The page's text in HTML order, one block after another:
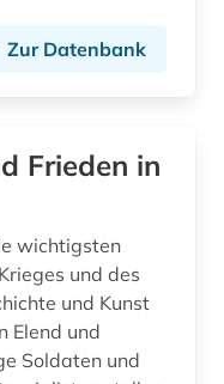
Zur Datenbank
Frieden in
wichtigsten
und des
und Kunst
Elend und
Soldaten und